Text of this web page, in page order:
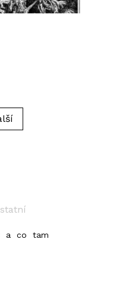
a co tam